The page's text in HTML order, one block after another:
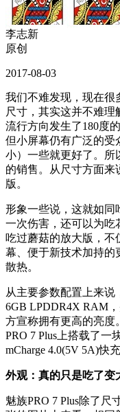
李志新
原创
2017-08-03
我们不难发现，现在很
尺寸，其实这并不难
流行方向发生了180度
但小屏幕仍有广泛的受
小）一些就更好了。所
的销售。从尺寸方面来
版。
形象一些说，这就如同
一次伤害，还可以为吃
吃过蘑菇的放大版，
幕、便于新技术加持的
散热。
从主要参数配置上来说
6GB LPDDR4X RAM
方宣称拥有更高的亮度
PRO 7 Plus上搭载了一
mCharge 4.0(5V 5A)快充
外观：真的只是吃了变
魅族PRO 7 Plus除了